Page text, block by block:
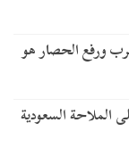
ورفع الحصار هو
الملاحة السعودية